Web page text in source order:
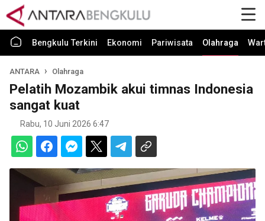
Bengkulu Terkini Ekonomi Pariwisata Olahraga
ANTARA Olahraga
Pelatih Mozambik akui timnas Indonesia
sangat kuat
Rabu, 10 Juni 2026 6:47